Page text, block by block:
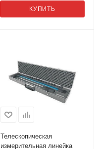
КУПИТЬ
Телескопическая
измерительная линейка